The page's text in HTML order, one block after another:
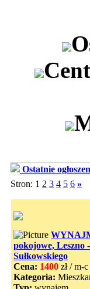
Ostatnie
Stron: 1 2 3 4 5 6 »
pokojowe, Leszno
Sułkowskiego
Cena: 1400 zł / m-c
Kategoria: